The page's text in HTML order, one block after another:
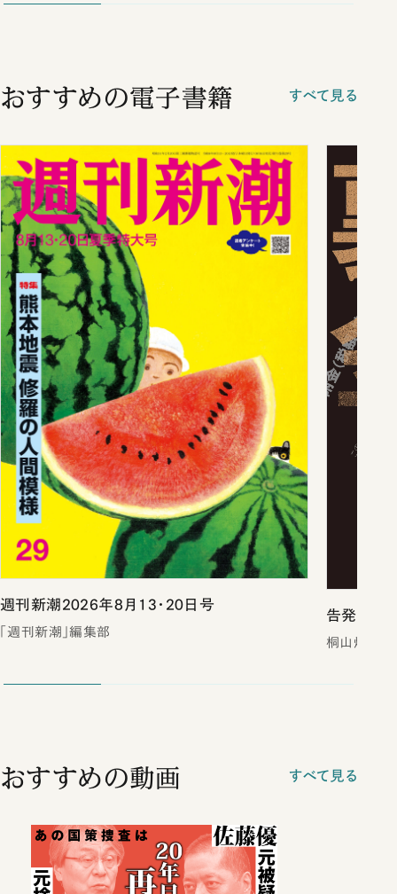
おすすめの電子書籍 すべて見る
週刊新潮2026年8月13・20日号
「週刊新潮」編集部
告発 裏
桐山煌／著
おすすめの動画 すべて見る